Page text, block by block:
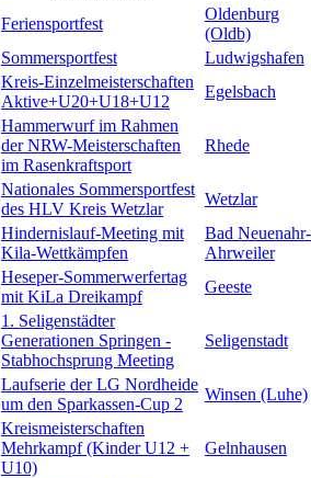
Feriensportfest
Oldenburg
(Oldb)
Sommersportfest
Ludwigshafen
Kreis-Einzelmeisterschaften
Aktive+U20+U18+U12
Egelsbach
Hammerwurf im Rahmen
der NRW-Meisterschaften
im Rasenkraftsport
Rhede
Nationales Sommersportfest
des HLV Kreis Wetzlar
Wetzlar
Hindernislauf-Meeting mit
Kila-Wettkämpfen
Bad Neuenahr-
Ahrweiler
Heseper-Sommerwerfertag
mit KiLa Dreikampf
Geeste
1. Seligenstädter
Generationen Springen -
Stabhochsprung Meeting
Seligenstadt
Laufserie der LG Nordheide
um den Sparkassen-Cup 2
Winsen (Luhe)
Kreismeisterschaften
Mehrkampf (Kinder U12 +
U10)
Gelnhausen